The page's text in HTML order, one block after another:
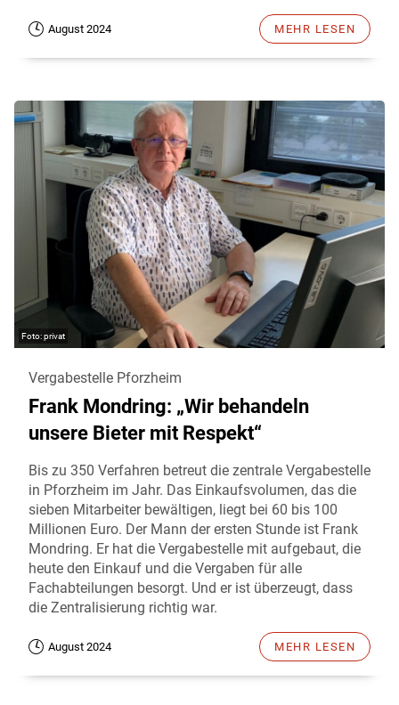
August 2024 MEHR LESEN
privat
Vergabestelle Pforzheim
Frank Mondring: „Wir behandeln
unsere Bieter mit Respekt“
Bis zu 350 Verfahren betreut die zentrale Vergabestelle
in Pforzheim im Jahr. Das Einkaufsvolumen, das die
sieben Mitarbeiter bewältigen, liegt bei 60 bis 100
Millionen Euro. Der Mann der ersten Stunde ist Frank
Mondring. Er hat die Vergabestelle mit aufgebaut, die
heute den Einkauf und die Vergaben für alle
Fachabteilungen besorgt. Und er ist überzeugt, dass
die Zentralisierung richtig war.
August 2024 MEHR LESEN